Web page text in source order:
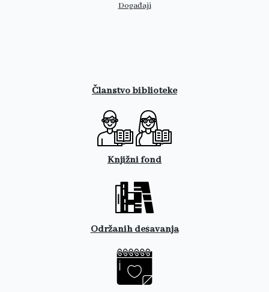
Događaji
Članstvo biblioteke
Knjižni fond
Održanih dešavanja